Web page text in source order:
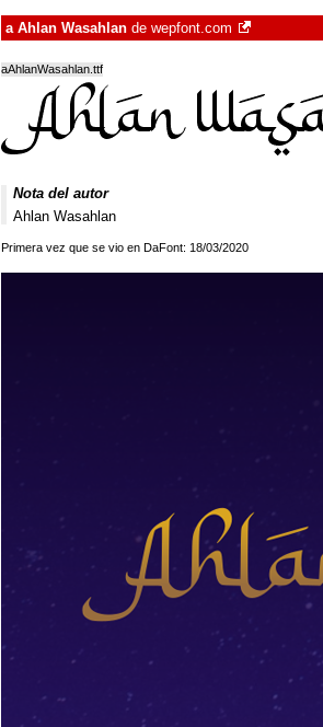
a Ahlan Wasahlan de wepfont.com
aAhlanWasahlan.ttf
Nota del autor
Ahlan Wasahlan
Primera vez que se vio en DaFont: 18/03/2020